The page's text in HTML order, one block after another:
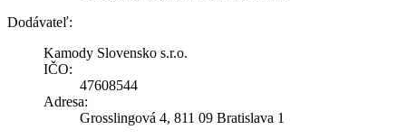
Dodávateľ:
Kamody Slovensko s.r.o.
IČO:
47608544
Adresa:
Grosslingová 4, 811 09 Bratislava 1